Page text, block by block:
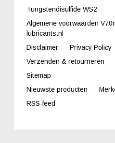
Tungstendisulfide WS2
Algemene voorwaarden
lubricants.nl
Disclaimer
Privacy Policy
Verzenden & retourneren
Sitemap
Nieuwste producten
RSS-feed